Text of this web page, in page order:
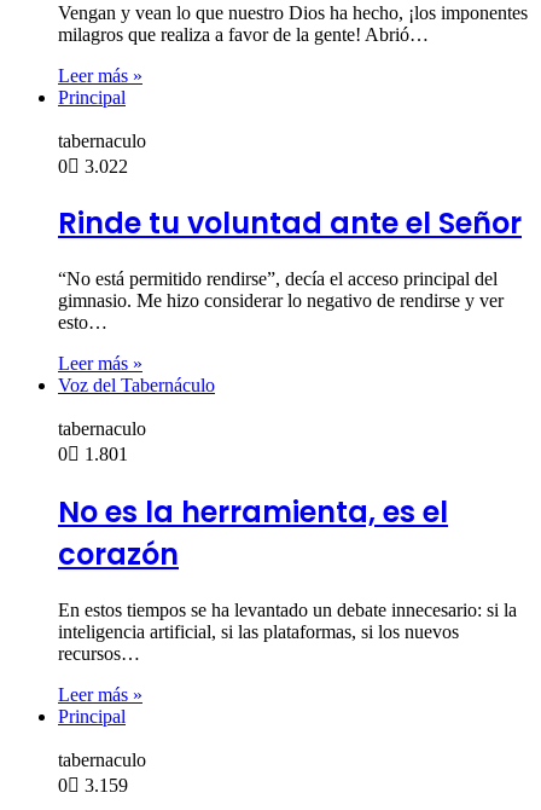
Vengan y vean lo que nuestro Dios ha hecho, ¡los imponentes
milagros que realiza a favor de la gente! Abrió…
Leer más »
Principal
tabernaculo
0
3.022
Rinde tu voluntad ante el Señor
“No está permitido rendirse”, decía el acceso principal del
gimnasio. Me hizo considerar lo negativo de rendirse y ver
esto…
Leer más »
Voz del Tabernáculo
tabernaculo
0
1.801
No es la herramienta, es el
corazón
En estos tiempos se ha levantado un debate innecesario: si la
inteligencia artificial, si las plataformas, si los nuevos
recursos…
Leer más »
Principal
tabernaculo
0
3.159